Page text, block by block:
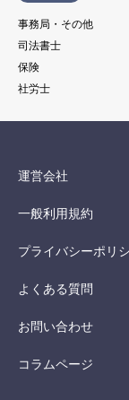
事務局・その他
司法書士
保険
社労士
運営会社
一般利用規約
プライバシーポリ
よくある質問
お問い合わせ
コラムページ